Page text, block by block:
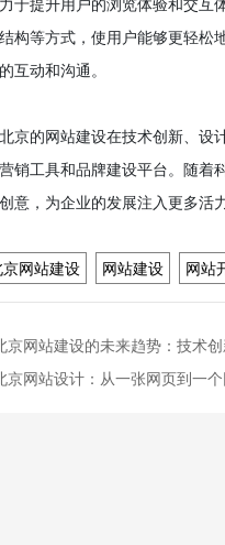
构等方式，使用户能够更轻松
互动和沟通。
京的网站建设在技术创新、设
销工具和品牌建设平台。随着
意，为企业的发展注入更多活
京网站建设 网站建设 网站
京网站建设的未来趋势：技术
京网站设计：从一张网页到一